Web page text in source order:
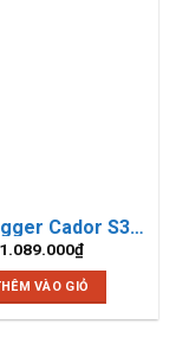
Giày Jogger Cador S3 Low TLS
1.089.000₫
VÀO GIỎ